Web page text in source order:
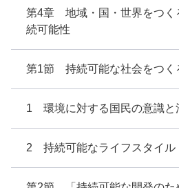
第4章 地域・国・世界をつく
続可能性
第1節 持続可能な社会をつく
1 環境に対する国民の意識と
2 持続可能なライフスタイル